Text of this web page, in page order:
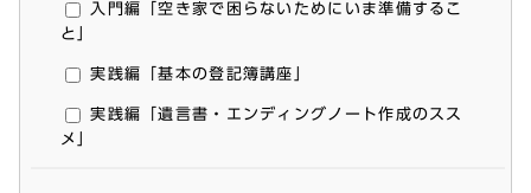
入門編「空き家で困らないためにいま準備するこ
と」
実践編「基本の登記簿講座」
実践編「遺言書・エンディングノート作成のスス
メ」